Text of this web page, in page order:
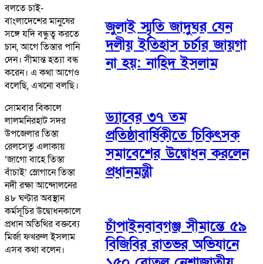
বলতে চাই-
বাংলাদেশের মানুষের
সঙ্গে যদি বন্ধুত্ব করতে
চান, আগে তিস্তার পানি
দেন। সীমান্ত হত্যা বন্ধ
করেন। এ কথা আগেও
বলেছি, এখনো বলছি।
সোমবার বিকালে
লালমনিরহাট সদর
উপজেলার তিস্তা
রেলসেতু এলাকায়
‘জাগো বাহে তিস্তা
বাঁচাই’ স্লোগানে তিস্তা
নদী রক্ষা আন্দোলনের
৪৮ ঘণ্টার অবস্থান
কর্মসূচির উদ্বোধনকালে
প্রধান অতিথির বক্তব্যে
মির্জা ফখরুল ইসলাম
এসব কথা বলেন।
জুলাই স্মৃতি জাদুঘর যেন
দলীয় ইতিহাস চর্চার জায়গা
না হয়: নাহিদ ইসলাম
ড্যাবের ৩৭ তম
প্রতিষ্ঠাবার্ষিকীতে চিকিৎসক
সমাবেশের উদ্বোধন করলেন
প্রধানমন্ত্রী
চাঁপাইনবাবগঞ্জ সীমান্তে ৫৯
বিজিবির রাতভর অভিযানে